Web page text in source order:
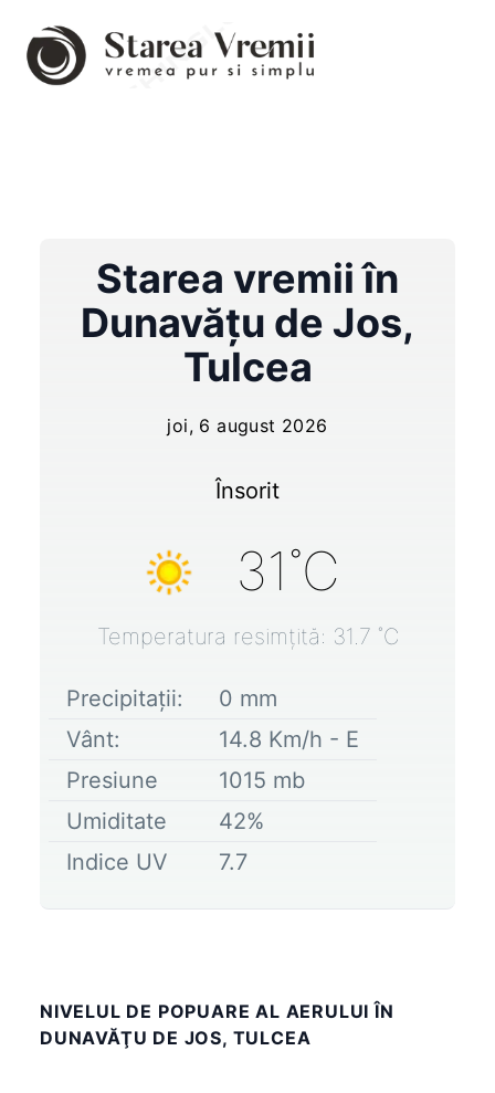
Starea vremii în
Dunavăţu de Jos,
Tulcea
joi, 6 august 2026
Însorit
31˚C
Temperatura resimțită: 31.7 ˚C
Precipitații: 0 mm
Vânt:
14.8 Km/h - E
Presiune
1015 mb
Umiditate
42%
Indice UV
7.7
NIVELUL DE POPUARE AL AERULUI ÎN
DUNAVĂŢU DE JOS, TULCEA